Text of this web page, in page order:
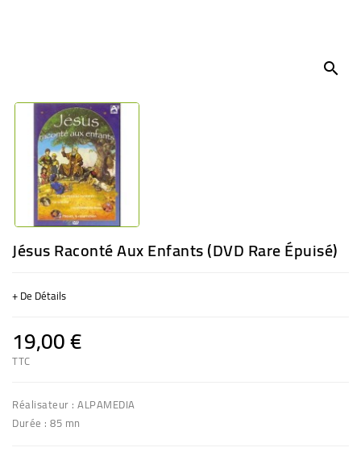
search
Jésus Raconté Aux Enfants (DVD Rare Épuisé)
+ De Détails
19,00 €
TTC
Réalisateur : ALPAMEDIA
Durée : 85 mn